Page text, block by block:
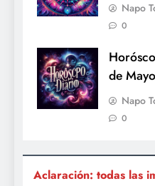
Napo
0
de
Napo
0
Aclaración: todas las